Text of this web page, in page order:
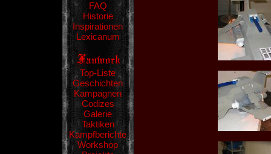
FAQ
Historie
Inspirationen
Lexicanum
Top-Liste
Geschichten
Kampagnen
Codizes
Galerie
Taktiken
Kampfberichte
Workshop